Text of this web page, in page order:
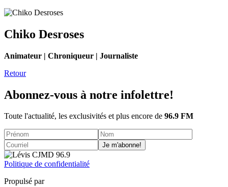
Chiko Desroses
Animateur | Chroniqueur | Journaliste
Retour
Abonnez-vous à notre infolettre!
Toute l'actualité, les exclusivités et plus encore de 96.9 FM
Je m'abonne!
Politique de confidentialité
Propulsé par